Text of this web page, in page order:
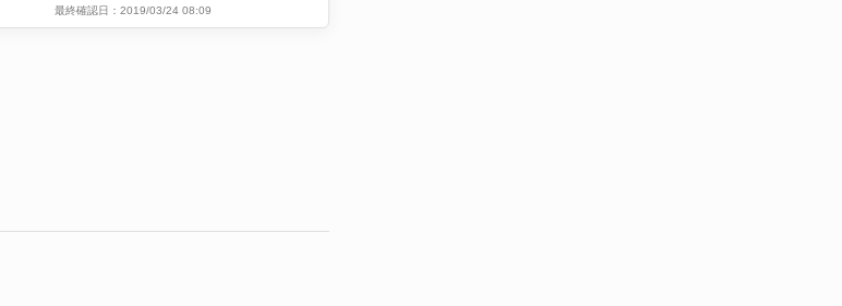
最終確認日：2019/03/24 08:09